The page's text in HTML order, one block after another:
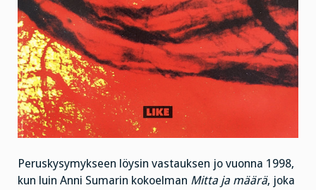
Peruskysymykseen löysin vastauksen jo vuonna 1998,
kun luin Anni Sumarin kokoelman Mitta ja määrä, joka